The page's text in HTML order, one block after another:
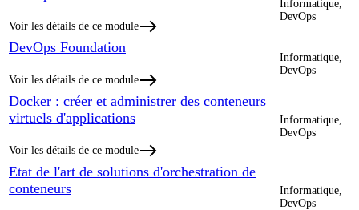
Voir les détails de ce module
Informatique,
DevOps
DevOps Foundation
Voir les détails de ce module
Informatique,
DevOps
Docker : créer et administrer des conteneurs
virtuels d'applications
Voir les détails de ce module
Informatique,
DevOps
Etat de l'art de solutions d'orchestration de
conteneurs
Informatique,
DevOps